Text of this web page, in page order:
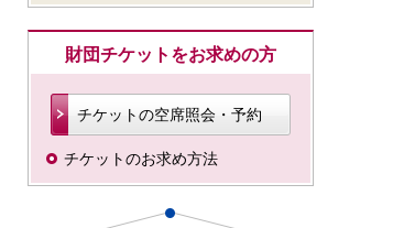
財団チケットをお求めの方
チケットの空席照会・予約
チケットのお求め方法